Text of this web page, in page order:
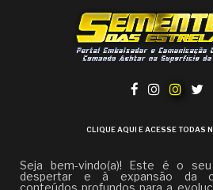
CLIQUE AQUI E ACESSE TODAS
Seja bem-vindo(a)! Este é o
despertar e à expansão da